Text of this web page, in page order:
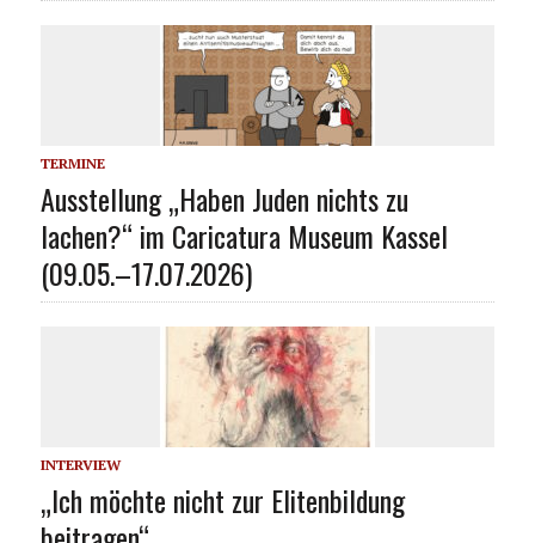
TERMINE
Ausstellung „Haben Juden nichts zu
lachen?“ im Caricatura Museum Kassel
(09.05.–17.07.2026)
INTERVIEW
„Ich möchte nicht zur Elitenbildung